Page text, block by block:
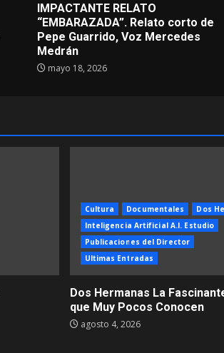
IMPACTANTE RELATO
“EMBARAZADA”. Relato corto de
Pepe Guarrido, Voz Mercedes
Medrán
mayo 18, 2026
Cultura Documentales
Dos
Inteligencia Artificial A.I. Estudio
Publicaciones del Director
Ultimas Entradas
Dos Hermanas La
que Muy Pocos Conocen
agosto 4, 2026